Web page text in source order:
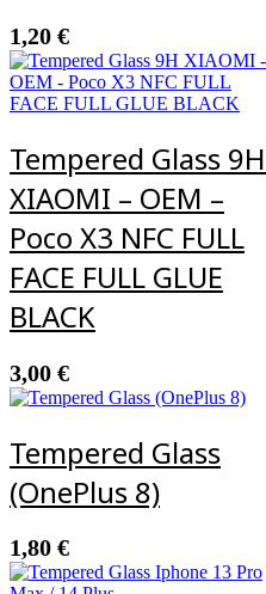
1,20 €
Tempered Glass 9H
XIAOMI – OEM –
Poco X3 NFC FULL
FACE FULL GLUE
BLACK
3,00 €
Tempered Glass
(OnePlus 8)
1,80 €